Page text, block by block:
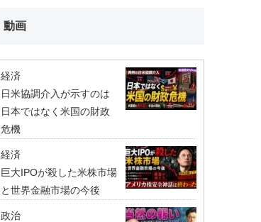
動画
経済
日米協調介入が示すのは
日本ではなく米国の財政
危機
経済
巨大IPOが殺した米株市場
と世界金融市場の今後
政治